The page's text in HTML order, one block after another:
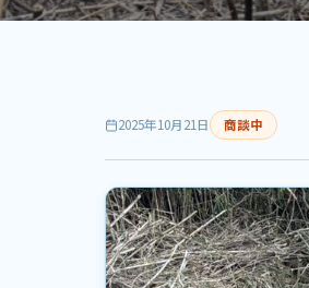
2025年10月21日 商談中